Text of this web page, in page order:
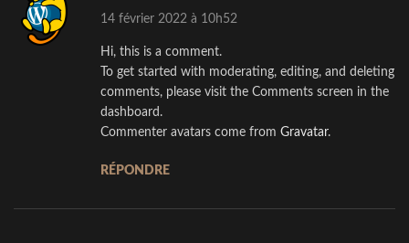
14 février 2022 à 10h52
Hi, this is a comment.
To get started with moderating, editing, and deleting
comments, please visit the Comments screen in the
dashboard.
Commenter avatars come from Gravatar.
RÉPONDRE